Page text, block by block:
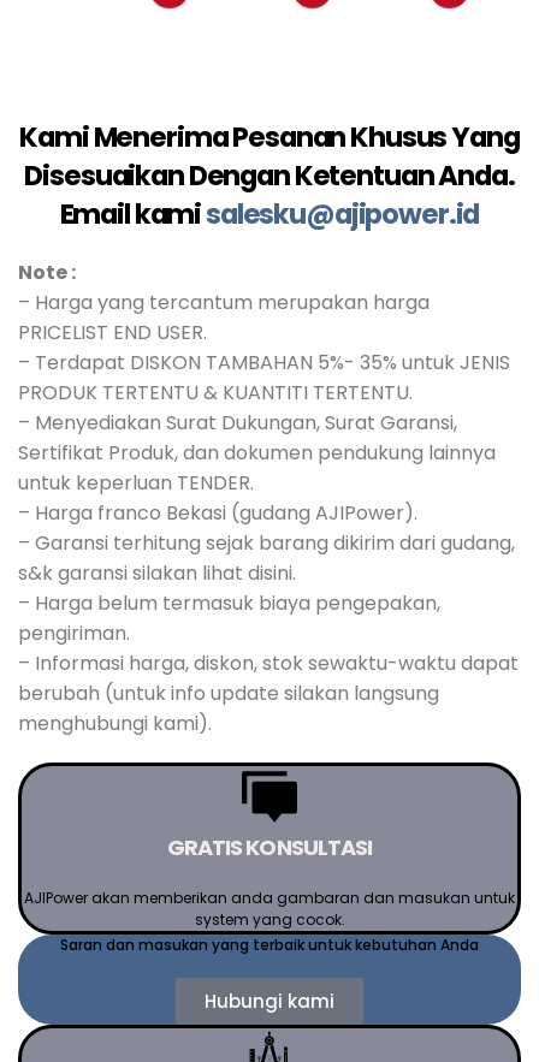
Kami Menerima Pesanan Khusus Yang
Disesuaikan Dengan Ketentuan Anda.
Email kamisalesku@ajipower.id
Note :
– Harga yang tercantum merupakan harga
PRICELIST END USER.
– Terdapat DISKON TAMBAHAN 5%- 35% untuk JENIS
PRODUK TERTENTU & KUANTITI TERTENTU.
– Menyediakan Surat Dukungan, Surat Garansi,
Sertifikat Produk, dan dokumen pendukung lainnya
untuk keperluan TENDER.
– Harga franco Bekasi (gudang AJIPower).
– Garansi terhitung sejak barang dikirim dari gudang,
s&k garansi silakan lihat disini.
– Harga belum termasuk biaya pengepakan,
pengiriman.
– Informasi harga, diskon, stok sewaktu-waktu dapat
berubah (untuk info update silakan langsung
menghubungi kami).
GRATIS KONSULTASI
AJIPower akan memberikan anda gambaran dan masukan untuk
system yang cocok.
Saran dan masukan yang terbaik untuk kebutuhan Anda
Hubungi kami